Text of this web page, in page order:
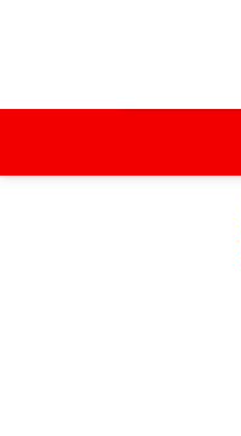
dung